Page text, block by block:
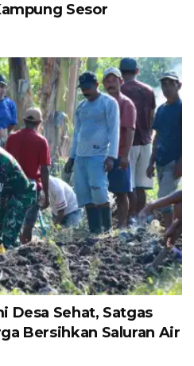
Sesor
Desa Sehat, Satgas
Bersihkan Saluran Air